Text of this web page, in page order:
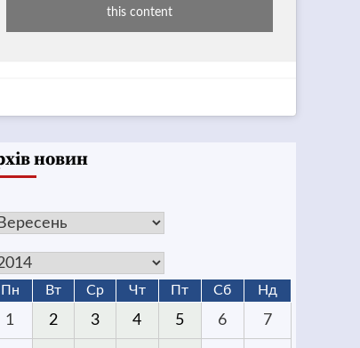
this content
новин
Пн Вт Ср Чт Пт Сб Нд
1 2 3 4 5 6 7